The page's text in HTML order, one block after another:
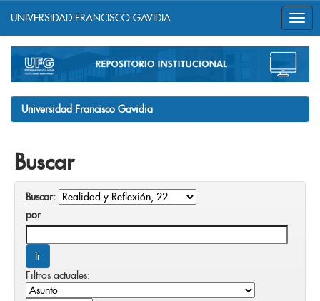
navigation
UNIVERSIDAD FRANCISCO GAVIDIA
Universidad Francisco Gavidia
Buscar
Buscar:
por
Filtros actuales: